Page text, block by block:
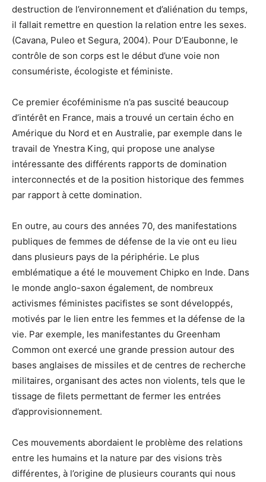
destruction de l’environnement et d’aliénation du temps,
il fallait remettre en question la relation entre les sexes.
(Cavana, Puleo et Segura, 2004). Pour D’Eaubonne, le
contrôle de son corps est le début d’une voie non
consumériste, écologiste et féministe.
Ce premier écoféminisme n’a pas suscité beaucoup
d’intérêt en France, mais a trouvé un certain écho en
Amérique du Nord et en Australie, par exemple dans le
travail de Ynestra King, qui propose une analyse
intéressante des différents rapports de domination
interconnectés et de la position historique des femmes
par rapport à cette domination.
En outre, au cours des années 70, des manifestations
publiques de femmes de défense de la vie ont eu lieu
dans plusieurs pays de la périphérie. Le plus
emblématique a été le mouvement Chipko en Inde. Dans
le monde anglo-saxon également, de nombreux
activismes féministes pacifistes se sont développés,
motivés par le lien entre les femmes et la défense de la
vie. Par exemple, les manifestantes du Greenham
Common ont exercé une grande pression autour des
bases anglaises de missiles et de centres de recherche
militaires, organisant des actes non violents, tels que le
tissage de filets permettant de fermer les entrées
d’approvisionnement.
Ces mouvements abordaient le problème des relations
entre les humains et la nature par des visions très
différentes, à l’origine de plusieurs courants qui nous